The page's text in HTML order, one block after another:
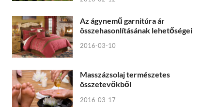
Az ágynemű garnitúra ár
összehasonlításának lehetőségei
2016-03-10
Masszázsolaj természetes
összetevőkből
2016-03-17